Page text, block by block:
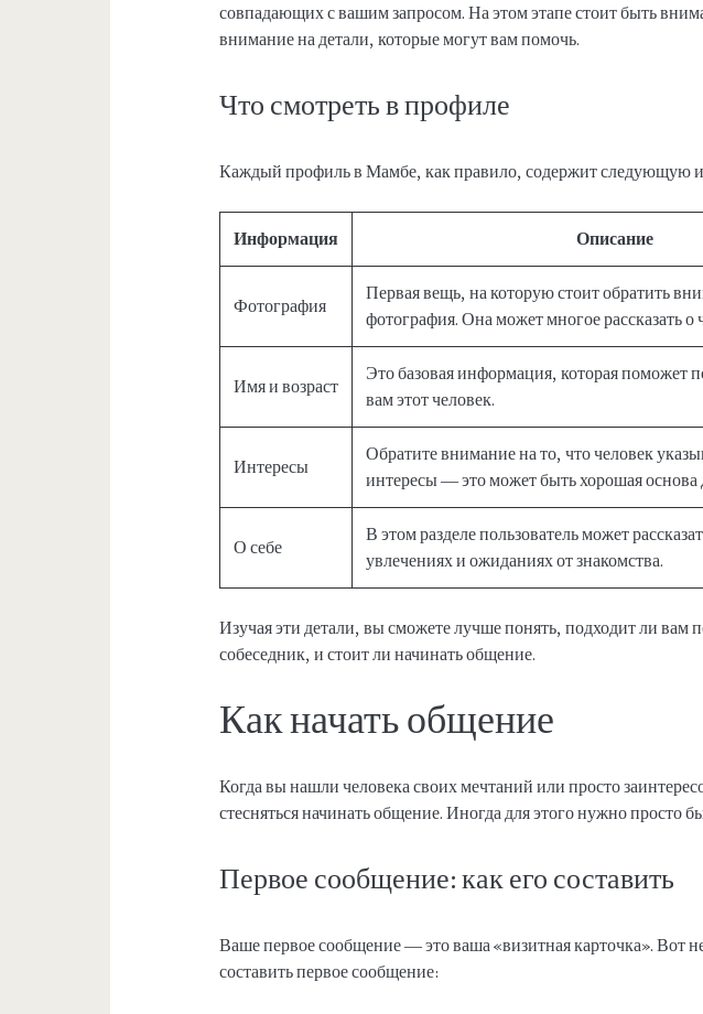
совпадающих с вашим запросом. На этом этапе стоит быть
внимание на детали, которые могут вам помочь.
Что смотреть в профиле
Каждый профиль в Мамбе, как правило, содержит следующую
Информация Описание
Фотография
Первая вещь, на которую стоит обратить
фотография. Она может многое рассказать о
Имя и возраст
Это базовая информация, которая поможет
вам этот человек.
Интересы
Обратите внимание на то, что человек
интересы — это может быть хорошая основа
О себе
В этом разделе пользователь может
увлечениях и ожиданиях от знакомства.
Изучая эти детали, вы сможете лучше понять, подходит ли вам
собеседник, и стоит ли начинать общение.
Как начать общение
Когда вы нашли человека своих мечтаний или просто
стесняться начинать общение. Иногда для этого нужно просто
Первое сообщение: как его составить
Ваше первое сообщение — это ваша «визитная карточка». Вот
составить первое сообщение: